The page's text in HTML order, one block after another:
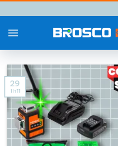
đến
nội
29
Th11